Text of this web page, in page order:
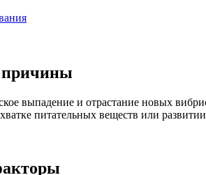
причины
выпадение и отрастание новых
питательных веществ или